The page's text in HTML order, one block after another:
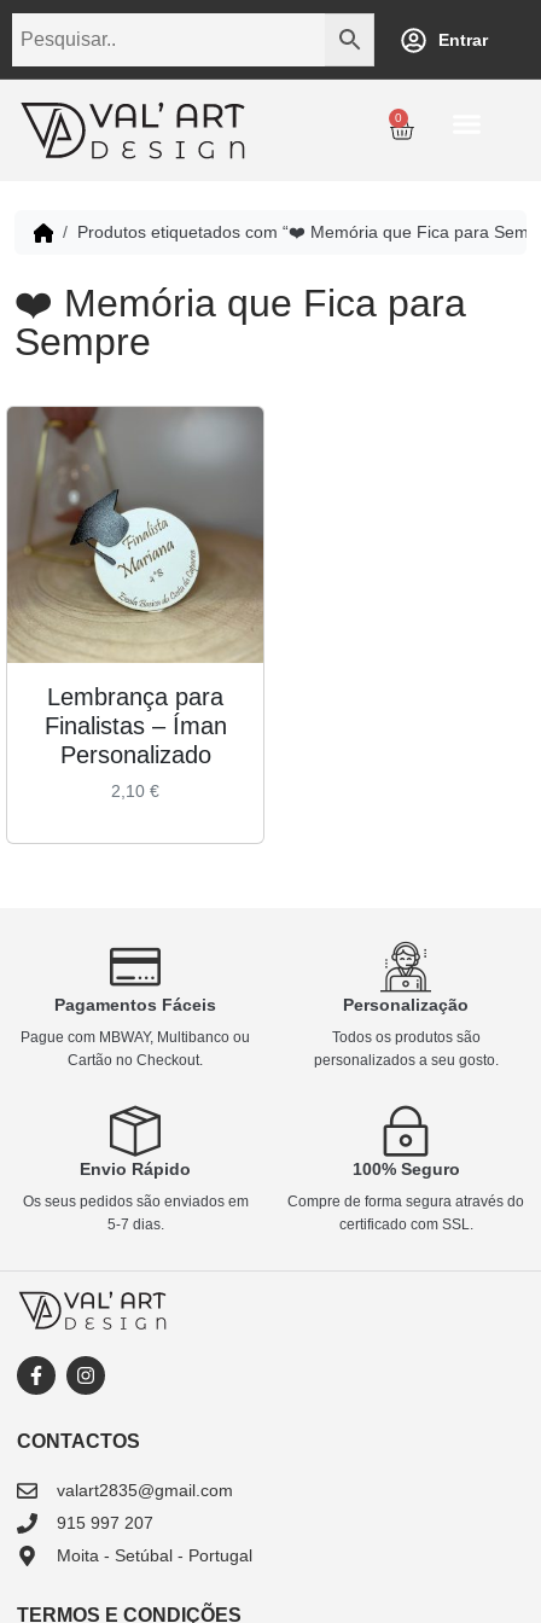
Entrar
0
Produtos etiquetados com “❤️ Memória que Fica para
❤️ Memória que Fica para
Sempre
Lembrança para
Finalistas – Íman
Personalizado
2,10 €
Pagamentos Fáceis
Pague com MBWAY, Multibanco ou
Cartão no Checkout.
Personalização
Todos os produtos são
personalizados a seu gosto.
Envio Rápido
Os seus pedidos são enviados em
5-7 dias.
100% Seguro
Compre de forma segura através do
certificado com SSL.
CONTACTOS
valart2835@gmail.com
915 997 207
Moita - Setúbal - Portugal
TERMOS E CONDIÇÕES